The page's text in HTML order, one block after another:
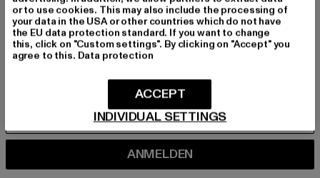
An welchen Produkten bist du interessiert?
MÄNNER
ANMELDEN
or to use cookies. This may also include the processing of
your data in the USA or other countries which do not have
the EU data protection standard. If you want to change
this, click on "Custom settings". By clicking on "Accept" you
agree to this. Data protection
INDIVIDUAL SETTINGS
ACCEPT